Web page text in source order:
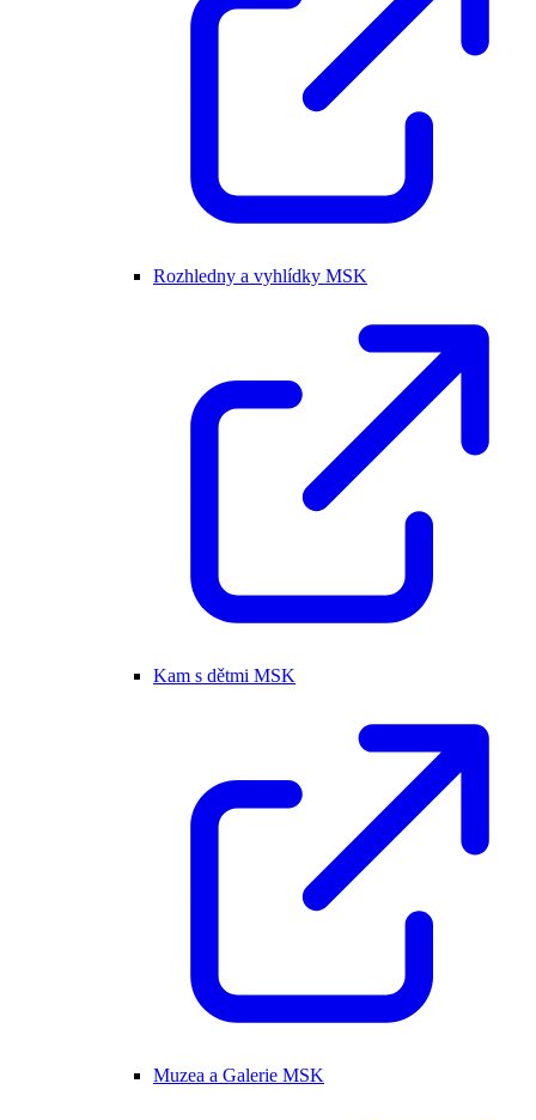
Rozhledny a vyhlídky MSK
Kam s dětmi MSK
Muzea a Galerie MSK